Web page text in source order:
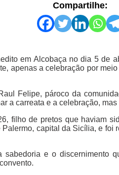
Compartilhe:
em Alcobaça no dia 5 de
apenas a celebração por
Felipe, pároco da
a carreata e a celebração,
filho de pretos que haviam
capital da Sicília, e
e o discernimento